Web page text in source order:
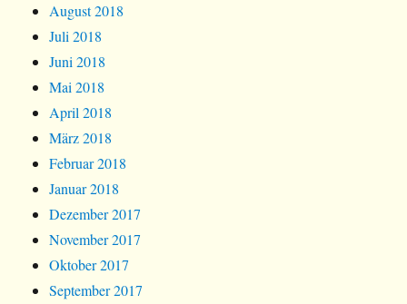
August 2018
Juli 2018
Juni 2018
Mai 2018
April 2018
März 2018
Februar 2018
Januar 2018
Dezember 2017
November 2017
Oktober 2017
September 2017